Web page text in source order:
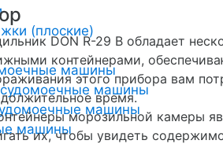
(плоские)
машины
машины
машины
машины
DON R-29 B обладает
контейнерами,
этого прибора вам
время.
морозильной камеры
их, чтобы увидеть